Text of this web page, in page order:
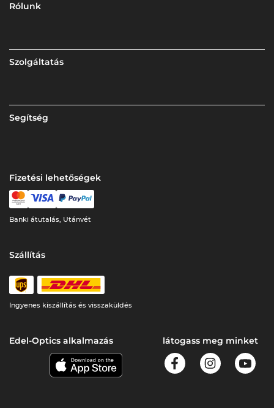
Rólunk
Szolgáltatás
Segítség
Fizetési lehetőségek
Banki átutalás, Utánvét
Szállítás
Ingyenes kiszállítás és visszaküldés
Edel-Optics alkalmazás látogass meg minket